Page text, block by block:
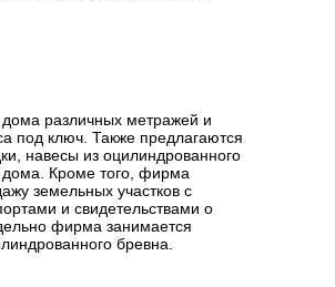
различных метражей и
под ключ. Также предлагаются
навесы из оцилиндрованного
дома. Кроме того, фирма
земельных участков с
и свидетельствами о
фирма занимается
бревна.